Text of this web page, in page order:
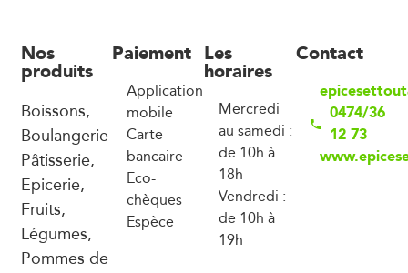
Nos
produits
Boissons,
Boulangerie-
Pâtisserie,
Epicerie,
Fruits,
Légumes,
Pommes de
Paiement
Application
mobile
Carte
bancaire
Eco-
chèques
Espèce
Les
horaires
Mercredi
au samedi :
de 10h à
18h
Vendredi :
de 10h à
19h
Contact
0474/36
12 73